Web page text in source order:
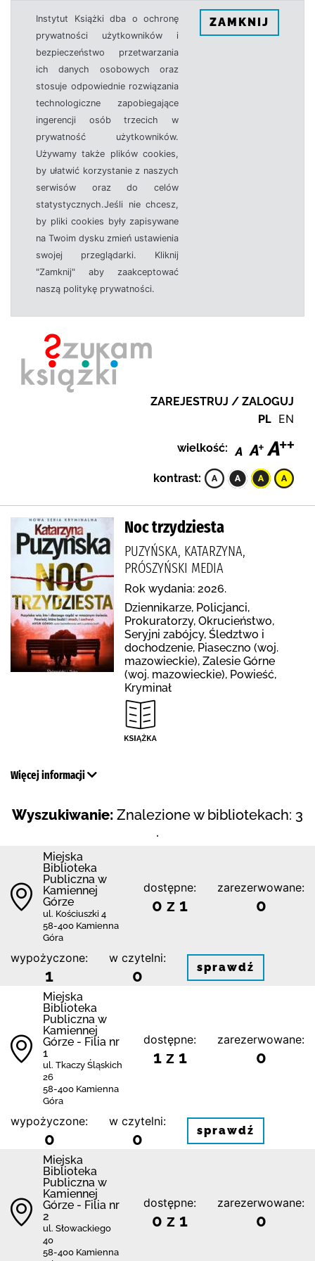
Instytut Książki dba o ochronę
prywatności użytkowników i
bezpieczeństwo przetwarzania
ich danych osobowych oraz
stosuje odpowiednie rozwiązania
technologiczne zapobiegające
ingerencji osób trzecich w
prywatność użytkowników.
Używamy także plików cookies,
by ułatwić korzystanie z naszych
serwisów oraz do celów
statystycznych.Jeśli nie chcesz,
by pliki cookies były zapisywane
na Twoim dysku zmień ustawienia
swojej przeglądarki. Kliknij
"Zamknij" aby zaakceptować
naszą politykę prywatności.
ZAMKNIJ
ZAREJESTRUJ / ZALOGUJ
PL EN
wielkość:
kontrast:
Noc trzydziesta
PUZYŃSKA, KATARZYNA,
PRÓSZYŃSKI MEDIA
Rok wydania: 2026.
Dziennikarze, Policjanci,
Prokuratorzy, Okrucieństwo,
Seryjni zabójcy, Śledztwo i
dochodzenie, Piaseczno (woj.
mazowieckie), Zalesie Górne
(woj. mazowieckie), Powieść,
Kryminał
Więcej informacji
Wyszukiwanie: Znalezione w bibliotekach: 3
.
Miejska
Biblioteka
Publiczna w
Kamiennej
Górze
ul. Kościuszki 4
58-400 Kamienna
Góra
dostępne:
0 z 1
zarezerwowane:
0
wypożyczone:
1
w czytelni:
0 sprawdź
Miejska
Biblioteka
Publiczna w
Kamiennej
Górze - Filia nr
1
ul. Tkaczy Śląskich
26
58-400 Kamienna
Góra
dostępne:
1 z 1
zarezerwowane:
0
wypożyczone:
0
w czytelni:
0 sprawdź
Miejska
Biblioteka
Publiczna w
Kamiennej
Górze - Filia nr
2
ul. Słowackiego
40
58-400 Kamienna
dostępne:
0 z 1
zarezerwowane:
0